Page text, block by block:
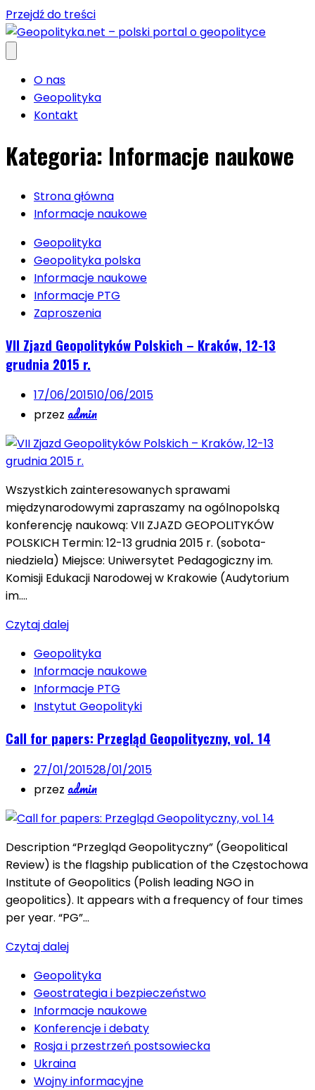
Przejdź do treści
O nas
Geopolityka
Kontakt
Kategoria: Informacje naukowe
Strona główna
Informacje naukowe
Geopolityka
Geopolityka polska
Informacje naukowe
Informacje PTG
Zaproszenia
VII Zjazd Geopolityków Polskich – Kraków, 12-13
grudnia 2015 r.
17/06/201510/06/2015
przez admin
Wszystkich zainteresowanych sprawami
międzynarodowymi zapraszamy na ogólnopolską
konferencję naukową: VII ZJAZD GEOPOLITYKÓW
POLSKICH Termin: 12-13 grudnia 2015 r. (sobota-
niedziela) Miejsce: Uniwersytet Pedagogiczny im.
Komisji Edukacji Narodowej w Krakowie (Audytorium
im….
Czytaj dalej
Geopolityka
Informacje naukowe
Informacje PTG
Instytut Geopolityki
Call for papers: Przegląd Geopolityczny, vol. 14
27/01/201528/01/2015
przez admin
Description “Przegląd Geopolityczny” (Geopolitical
Review) is the flagship publication of the Częstochowa
Institute of Geopolitics (Polish leading NGO in
geopolitics). It appears with a frequency of four times
per year. “PG”…
Czytaj dalej
Geopolityka
Geostrategia i bezpieczeństwo
Informacje naukowe
Konferencje i debaty
Rosja i przestrzeń postsowiecka
Ukraina
Wojny informacyjne